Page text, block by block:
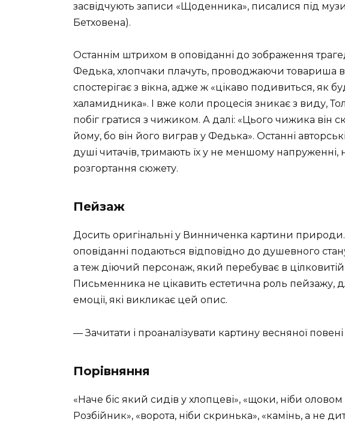
засвідчують записи «Щоденника», писалися під
Бетховена).
Останнім штрихом в оповіданні до зображення
Федька, хлопчаки плачуть, проводжаючи товариша в
спостерігає з вікна, адже ж «цікаво подивиться, як
халамидника». І вже коли процесія зникає з виду,
побіг гратися з чижиком. А далі: «Цього чижика він
йому, бо він його виграв у Федька». Останні
душі читачів, тримають їх у не меншому напруженні,
розгортання сюжету.
Пейзаж
Досить оригінальні у Винниченка картини
оповіданні подаються відповідно до душевного
а теж діючий персонаж, який перебуває в
Письменника не цікавить естетична роль
емоції, які викликає цей опис.
— Зачитати і проаналізувати картину весняної
Порівняння
«Наче біс який сидів у хлопцеві», «щоки, ніби
Розбійник», «ворота, ніби скринька», «камінь, а не